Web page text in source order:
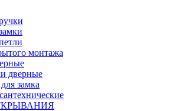
монтажа
дверные
замка